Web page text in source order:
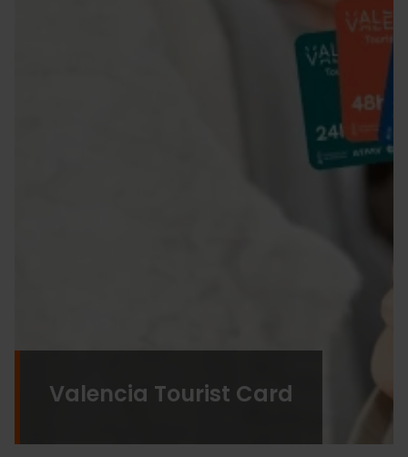
Valencia Tourist Card